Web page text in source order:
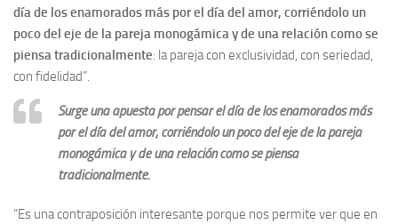
día de los enamorados más por el día del amor, corriéndolo un
poco del eje de la pareja monogámica y de una relación como se
piensa tradicionalmente: la pareja con exclusividad, con seriedad,
con fidelidad”.
Surge una apuesta por pensar el día de los enamorados más
por el día del amor, corriéndolo un poco del eje de la pareja
monogámica y de una relación como se piensa
tradicionalmente.
“Es una contraposición interesante porque nos permite ver que en